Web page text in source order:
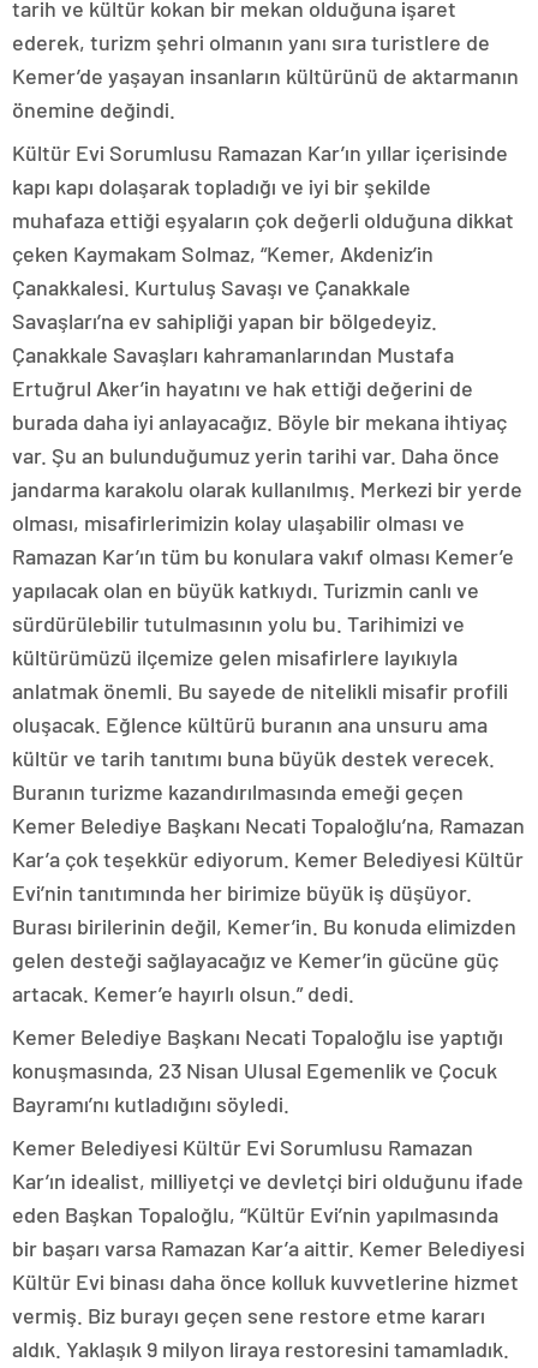
tarih ve kültür kokan bir mekan olduğuna işaret
ederek, turizm şehri olmanın yanı sıra turistlere de
Kemer’de yaşayan insanların kültürünü de aktarmanın
önemine değindi.
Kültür Evi Sorumlusu Ramazan Kar’ın yıllar içerisinde
kapı kapı dolaşarak topladığı ve iyi bir şekilde
muhafaza ettiği eşyaların çok değerli olduğuna dikkat
çeken Kaymakam Solmaz, “Kemer, Akdeniz’in
Çanakkalesi. Kurtuluş Savaşı ve Çanakkale
Savaşları’na ev sahipliği yapan bir bölgedeyiz.
Çanakkale Savaşları kahramanlarından Mustafa
Ertuğrul Aker’in hayatını ve hak ettiği değerini de
burada daha iyi anlayacağız. Böyle bir mekana ihtiyaç
var. Şu an bulunduğumuz yerin tarihi var. Daha önce
jandarma karakolu olarak kullanılmış. Merkezi bir yerde
olması, misafirlerimizin kolay ulaşabilir olması ve
Ramazan Kar’ın tüm bu konulara vakıf olması Kemer’e
yapılacak olan en büyük katkıydı. Turizmin canlı ve
sürdürülebilir tutulmasının yolu bu. Tarihimizi ve
kültürümüzü ilçemize gelen misafirlere layıkıyla
anlatmak önemli. Bu sayede de nitelikli misafir profili
oluşacak. Eğlence kültürü buranın ana unsuru ama
kültür ve tarih tanıtımı buna büyük destek verecek.
Buranın turizme kazandırılmasında emeği geçen
Kemer Belediye Başkanı Necati Topaloğlu’na, Ramazan
Kar’a çok teşekkür ediyorum. Kemer Belediyesi Kültür
Evi’nin tanıtımında her birimize büyük iş düşüyor.
Burası birilerinin değil, Kemer’in. Bu konuda elimizden
gelen desteği sağlayacağız ve Kemer’in gücüne güç
artacak. Kemer’e hayırlı olsun.” dedi.
Kemer Belediye Başkanı Necati Topaloğlu ise yaptığı
konuşmasında, 23 Nisan Ulusal Egemenlik ve Çocuk
Bayramı’nı kutladığını söyledi.
Kemer Belediyesi Kültür Evi Sorumlusu Ramazan
Kar’ın idealist, milliyetçi ve devletçi biri olduğunu ifade
eden Başkan Topaloğlu, “Kültür Evi’nin yapılmasında
bir başarı varsa Ramazan Kar’a aittir. Kemer Belediyesi
Kültür Evi binası daha önce kolluk kuvvetlerine hizmet
vermiş. Biz burayı geçen sene restore etme kararı
aldık. Yaklaşık 9 milyon liraya restoresini tamamladık.